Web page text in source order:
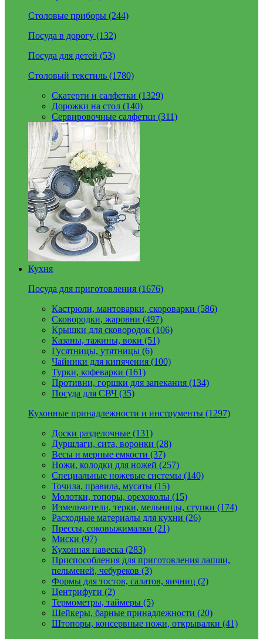
Столовые приборы (244)
Посуда в дорогу (132)
Посуда для детей (53)
Столовый текстиль (1780)
Скатерти и салфетки (1329)
Дорожки на стол (140)
Сервировочные салфетки (311)
Кухня
Посуда для приготовления (1676)
Кастрюли, мантоварки, скороварки (586)
Сковородки, жаровни (497)
Крышки для сковородок (106)
Казаны, тажины, воки (51)
Гусятницы, утятницы (6)
Чайники для кипячения (100)
Турки, кофеварки (161)
Противни, горшки для запекания (134)
Посуда для СВЧ (35)
Кухонные принадлежности и инструменты (1297)
Доски разделочные (131)
Дуршлаги, сита, воронки (28)
Весы и мерные емкости (37)
Ножи, колодки для ножей (257)
Специальные ножевые системы (140)
Точила, правила, мусаты (15)
Молотки, топоры, орехоколы (15)
Измельчители, терки, мельницы, ступки (174)
Расходные материалы для кухни (26)
Прессы, соковыжималки (21)
Миски (97)
Кухонная навеска (283)
Приспособления для приготовления лапши,
пельменей, чебуреков (3)
Формы для тостов, салатов, яичниц (2)
Центрифуги (2)
Термометры, таймеры (5)
Шейкеры, барные принадлежности (20)
Штопоры, консервные ножи, открывалки (41)